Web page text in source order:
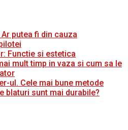
putea fi din cauza
Functie si estetica
mult timp in vaza si cum sa le
ul. Cele mai bune metode
blaturi sunt mai durabile?